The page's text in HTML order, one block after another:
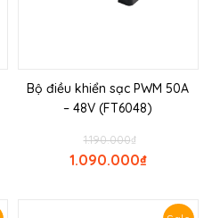
Bộ điều khiển sạc PWM 50A
– 48V (FT6048)
₫
1.190.000
₫
1.090.000